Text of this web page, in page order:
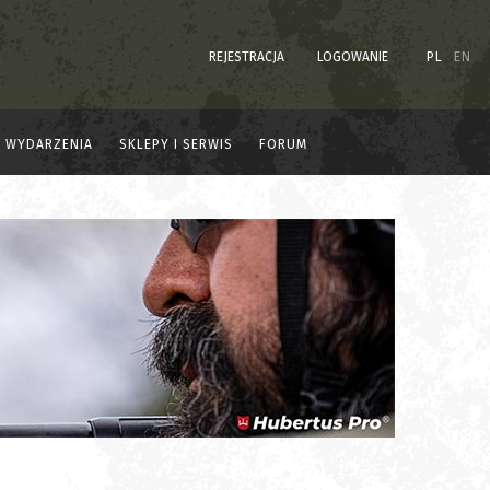
REJESTRACJA LOGOWANIE PL EN
WYDARZENIA SKLEPY I SERWIS FORUM